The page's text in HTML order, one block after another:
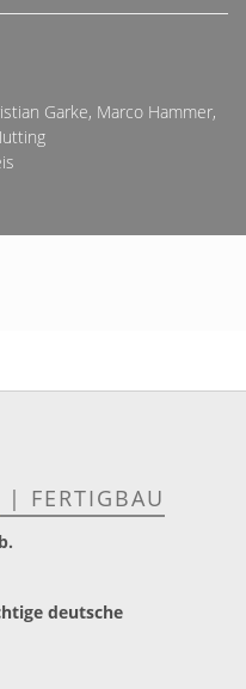
Garke, Marco Hammer,
| FERTIGBAU
deutsche